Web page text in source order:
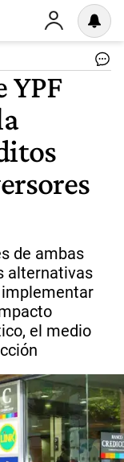
YPF
de ambas
alternativas
implementar
el medio